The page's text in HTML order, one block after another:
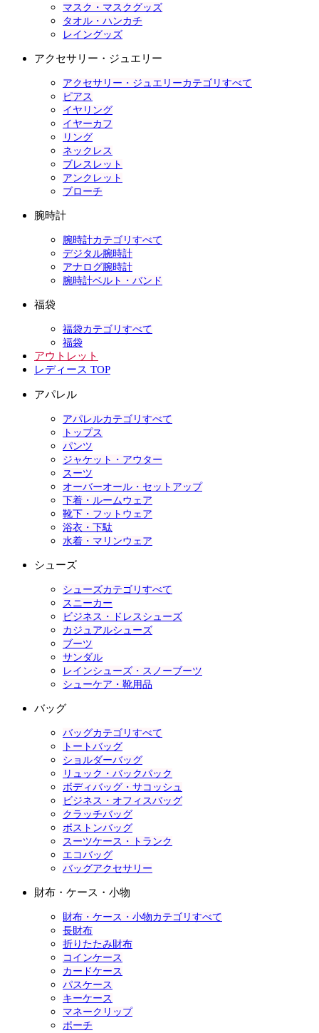
マスク・マスクグッズ
タオル・ハンカチ
レイングッズ
アクセサリー・ジュエリー
アクセサリー・ジュエリーカテゴリすべて
ピアス
イヤリング
イヤーカフ
リング
ネックレス
ブレスレット
アンクレット
ブローチ
腕時計
腕時計カテゴリすべて
デジタル腕時計
アナログ腕時計
腕時計ベルト・バンド
福袋
福袋カテゴリすべて
福袋
アウトレット
レディース TOP
アパレル
アパレルカテゴリすべて
トップス
パンツ
ジャケット・アウター
スーツ
オーバーオール・セットアップ
下着・ルームウェア
靴下・フットウェア
浴衣・下駄
水着・マリンウェア
シューズ
シューズカテゴリすべて
スニーカー
ビジネス・ドレスシューズ
カジュアルシューズ
ブーツ
サンダル
レインシューズ・スノーブーツ
シューケア・靴用品
バッグ
バッグカテゴリすべて
トートバッグ
ショルダーバッグ
リュック・バックパック
ボディバッグ・サコッシュ
ビジネス・オフィスバッグ
クラッチバッグ
ボストンバッグ
スーツケース・トランク
エコバッグ
バッグアクセサリー
財布・ケース・小物
財布・ケース・小物カテゴリすべて
長財布
折りたたみ財布
コインケース
カードケース
パスケース
キーケース
マネークリップ
ポーチ